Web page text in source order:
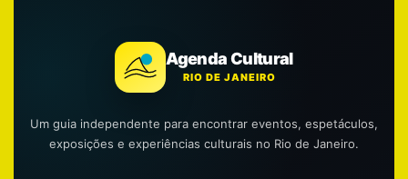
Agenda Cultural
RIO DE JANEIRO
Um guia independente para encontrar eventos, espetáculos,
exposições e experiências culturais no Rio de Janeiro.